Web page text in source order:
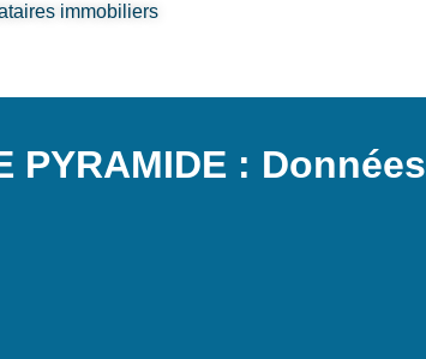
immobiliers
PYRAMIDE : Données